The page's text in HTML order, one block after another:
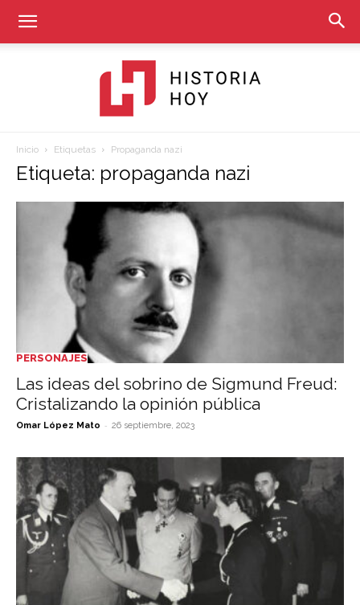
Historia
Hoy
Inicio Etiquetas Propaganda nazi
Etiqueta: propaganda nazi
PERSONAJES
Las ideas del sobrino de Sigmund Freud:
Cristalizando la opinión pública
Omar López Mato - 26 septiembre, 2023